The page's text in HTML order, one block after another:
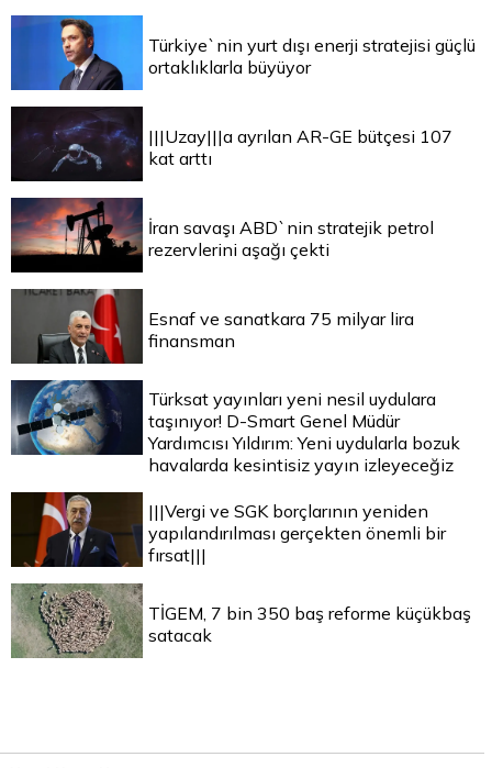
Türkiye`nin yurt dışı enerji stratejisi güçlü
ortaklıklarla büyüyor
|||Uzay|||a ayrılan AR-GE bütçesi 107
kat arttı
İran savaşı ABD`nin stratejik petrol
rezervlerini aşağı çekti
Esnaf ve sanatkara 75 milyar lira
finansman
Türksat yayınları yeni nesil uydulara
taşınıyor! D-Smart Genel Müdür
Yardımcısı Yıldırım: Yeni uydularla bozuk
havalarda kesintisiz yayın izleyeceğiz
|||Vergi ve SGK borçlarının yeniden
yapılandırılması gerçekten önemli bir
fırsat|||
TİGEM, 7 bin 350 baş reforme küçükbaş
satacak